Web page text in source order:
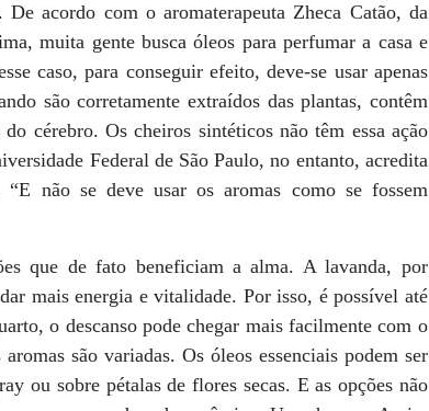
acordo com o aromaterapeuta Zheca Catão, da
muita gente busca óleos para perfumar a casa e
caso, para conseguir efeito, deve-se usar apenas
são corretamente extraídos das plantas, contêm
cérebro. Os cheiros sintéticos não têm essa ação
Federal de São Paulo, no entanto, acredita
“E não se deve usar os aromas como se fossem
que de fato beneficiam a alma. A lavanda, por
mais energia e vitalidade. Por isso, é possível até
o descanso pode chegar mais facilmente com o
são variadas. Os óleos essenciais podem ser
ou sobre pétalas de flores secas. E as opções não